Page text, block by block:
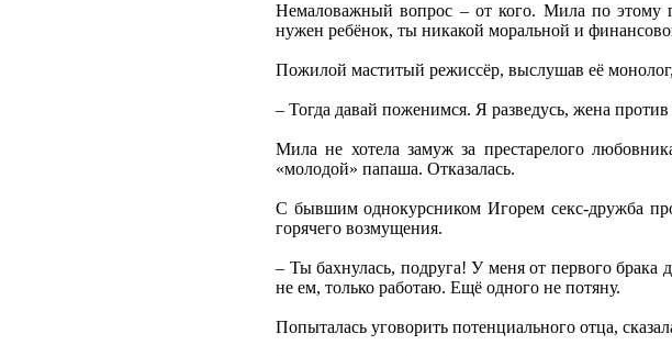
Немаловажный вопрос – от кого. Мила по этому
нужен ребёнок, ты никакой моральной и
Пожилой маститый режиссёр, выслушав её
– Тогда давай поженимся. Я разведусь, жена против
Мила не хотела замуж за престарелого
«молодой» папаша. Отказалась.
С бывшим однокурсником Игорем секс-дружба
горячего возмущения.
– Ты бахнулась, подруга! У меня от первого брака
не ем, только работаю. Ещё одного не потяну.
Попыталась уговорить потенциального отца,